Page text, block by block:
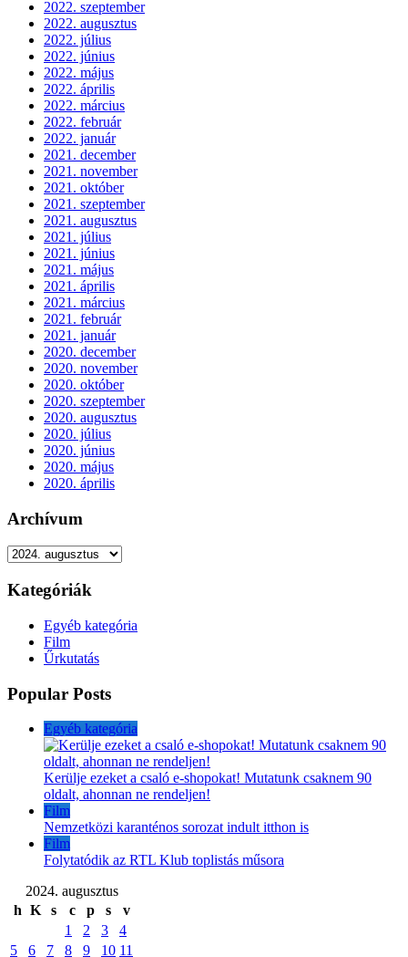
2022. szeptember
2022. augusztus
2022. július
2022. június
2022. május
2022. április
2022. március
2022. február
2022. január
2021. december
2021. november
2021. október
2021. szeptember
2021. augusztus
2021. július
2021. június
2021. május
2021. április
2021. március
2021. február
2021. január
2020. december
2020. november
2020. október
2020. szeptember
2020. augusztus
2020. július
2020. június
2020. május
2020. április
Archívum
Archívum
Kategóriák
Egyéb kategória
Film
Űrkutatás
Popular Posts
Egyéb kategória
Kerülje ezeket a csaló e-shopokat! Mutatunk csaknem 90
oldalt, ahonnan ne rendeljen!
Film
Nemzetközi karanténos sorozat indult itthon is
Film
Folytatódik az RTL Klub toplistás műsora
2024. augusztus
h K s c p s
v
1
2 3
4
5
6 7 8 9 10 11